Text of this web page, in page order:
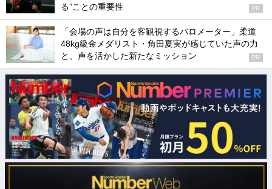
る”ことの重要性
PR
「会場の声は自分を客観視するバロメーター」柔道
48kg級金メダリスト・角田夏実が感じていた声の力
と、声を活かした新たなミッション
PR